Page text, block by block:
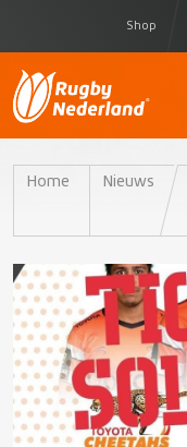
Shop
Home Nieuws